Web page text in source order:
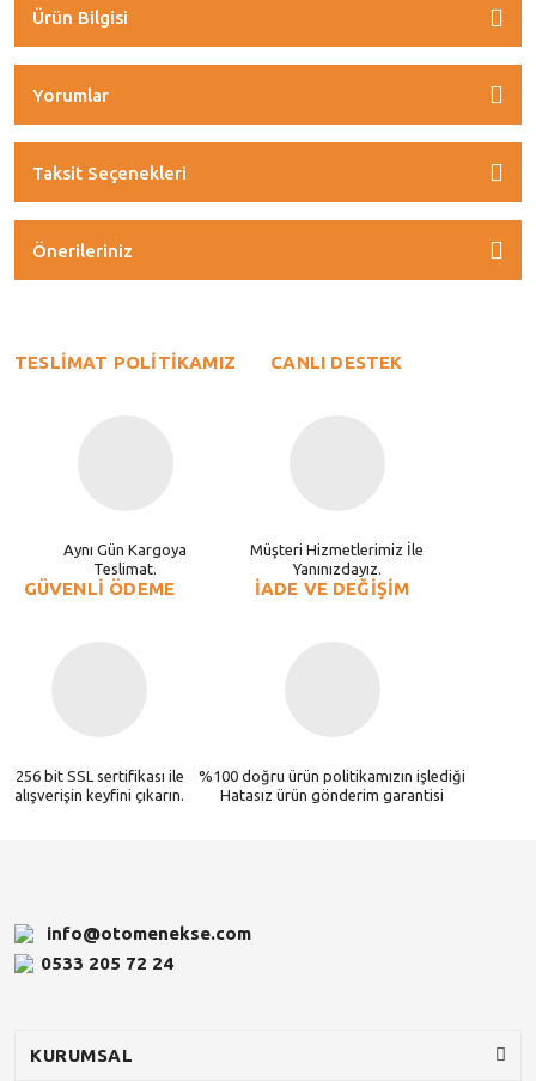
Ürün Bilgisi
Yorumlar
Taksit Seçenekleri
Önerileriniz
TESLİMAT POLİTİKAMIZ
Aynı Gün Kargoya
Teslimat.
CANLI DESTEK
Müşteri Hizmetlerimiz İle
Yanınızdayız.
GÜVENLİ ÖDEME
256 bit SSL sertifikası ile
alışverişin keyfini çıkarın.
İADE VE DEĞİŞİM
%100 doğru ürün politikamızın işlediği
Hatasız ürün gönderim garantisi
info@otomenekse.com
0533 205 72 24
KURUMSAL